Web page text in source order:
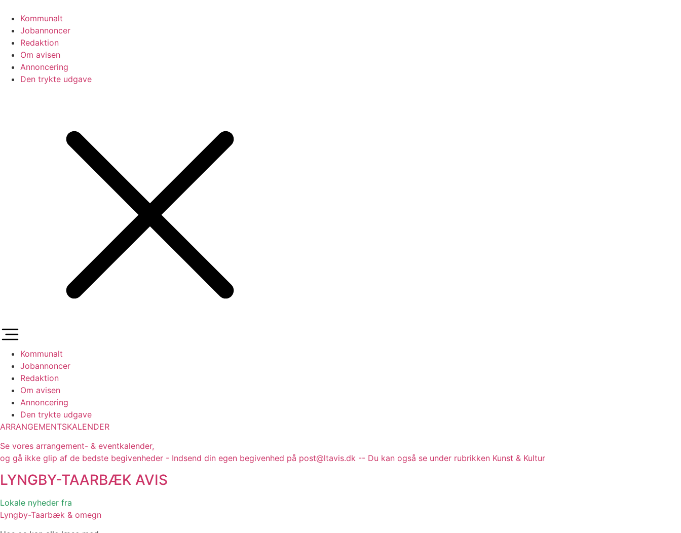
indhold
Kommunalt
Jobannoncer
Redaktion
Om avisen
Annoncering
Den trykte udgave
Kommunalt
Jobannoncer
Redaktion
Om avisen
Annoncering
Den trykte udgave
ARRANGEMENTSKALENDER
Se vores arrangement- & eventkalender,
og gå ikke glip af de bedste begivenheder - Indsend din egen begivenhed på post@ltavis.dk -- Du kan også se under rubrikken Kunst & Kultur
LYNGBY-TAARBÆK AVIS
Lokale nyheder fra
Lyngby-Taarbæk & omegn